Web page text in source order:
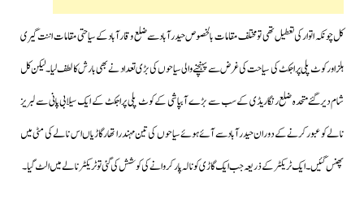
کل چونکہ اتوار کی تعطیل تھی تو مختلف مقامات بالخصوص حیدرآباد سے ضلع وقارآباد کے سیاحتی مقامات اننت گیری
ہلز اور کوٹ پلی پراجکٹ کی سیاحت کی غرض سے پہنچنے والی سیاحوں کی بڑی تعداد نےبھی بارش کالطف لیا۔لیکن کل
شام دیرگئےمتحدہ ضلع رنگاریڈی کےسب سے بڑے آبپاشی کے کوٹ پلی پراجکٹ کے ایک سیلابی پانی سے لبریز
نالے کو عبور کرنےکے دوران حیدرآباد سے آئےہوئے سیاحوں کی تین مہندرا تھار گاڑیاں اس نالے کی مٹی میں
پھنس گئیں۔ایک ٹریکٹر کےذریعہ جب ایک گاڑی کو نالہ پار کروانے کی کوشش کی گئی تو ٹریکٹر نالے میں الٹ گیا۔